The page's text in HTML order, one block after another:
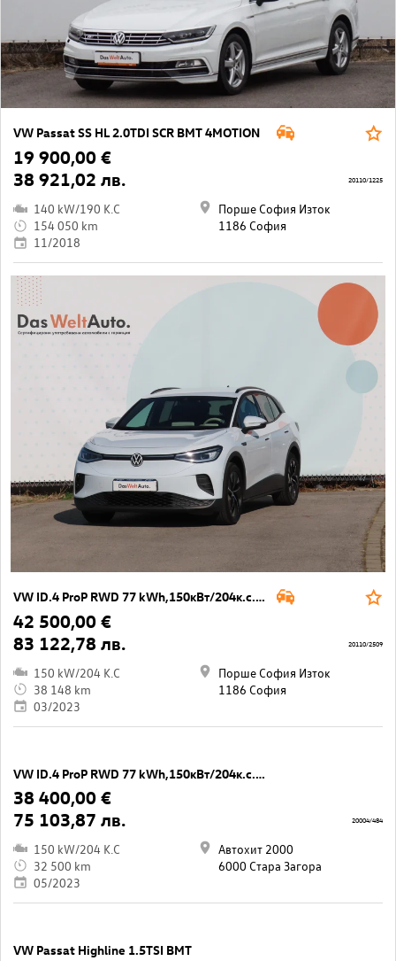
VW Passat SS HL 2.0TDI SCR BMT 4MOTION
19 900,00 €
38 921,02 лв.
140 kW/190 K.C
154 050 km
11/2018
Порше София Изток
1186 София
20110/1225
VW ID.4 ProP RWD 77 kWh,150кВт/204к.с./1-ст
42 500,00 €
83 122,78 лв.
150 kW/204 K.C
38 148 km
03/2023
Порше София Изток
1186 София
20110/2509
VW ID.4 ProP RWD 77 kWh,150кВт/204к.с./1-ст
38 400,00 €
75 103,87 лв.
150 kW/204 K.C
32 500 km
05/2023
Автохит 2000
6000 Стара Загора
20004/484
VW Passat Highline 1.5TSI BMT